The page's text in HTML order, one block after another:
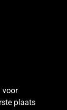
voor
plaats